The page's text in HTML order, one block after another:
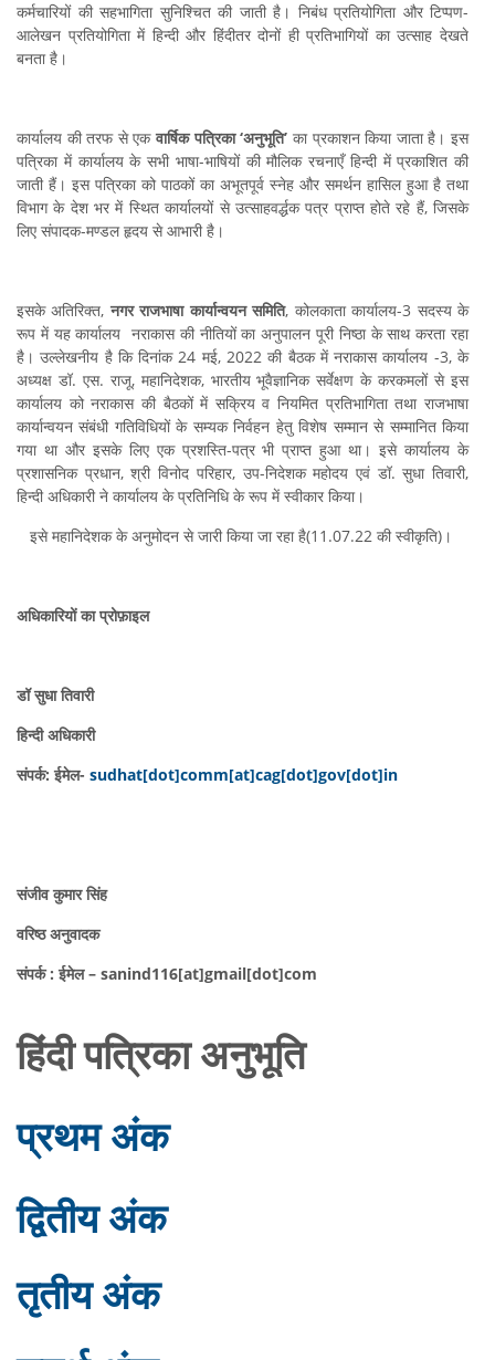
कर्मचारियों की सहभागिता सुनिश्चित की जाती है। निबंध प्रतियोगिता और टिप्पण-
आलेखन प्रतियोगिता में हिन्दी और हिंदीतर दोनों ही प्रतिभागियों का उत्साह देखते
बनता है।
कार्यालय की तरफ से एकवार्षिक पत्रिका‘अनुभूति’ का प्रकाशन किया जाता है। इस
पत्रिका में कार्यालय के सभी भाषा-भाषियों की मौलिक रचनाएँ हिन्दी में प्रकाशित की
जाती हैं। इस पत्रिका को पाठकों का अभूतपूर्व स्नेह और समर्थन हासिल हुआ है तथा
विभाग के देश भर में स्थित कार्यालयों से उत्साहवर्द्धक पत्र प्राप्त होते रहे हैं, जिसके
लिए संपादक-मण्डल हृदय से आभारी है।
इसके अतिरिक्त,नगर राजभाषा कार्यान्वयन समिति, कोलकाता कार्यालय-3 सदस्य के
रूप में यह कार्यालय नराकास की नीतियों का अनुपालन पूरी निष्ठा के साथ करता रहा
है। उल्लेखनीय है कि दिनांक 24 मई, 2022 की बैठक में नराकास कार्यालय -3, के
अध्यक्ष डॉ. एस. राजू, महानिदेशक, भारतीय भूवैज्ञानिक सर्वेक्षण के करकमलों से इस
कार्यालय को नराकास की बैठकों में सक्रिय व नियमित प्रतिभागिता तथा राजभाषा
कार्यान्वयन संबंधी गतिविधियों के सम्यक निर्वहन हेतु विशेष सम्मान से सम्मानित किया
गया था और इसके लिए एक प्रशस्ति-पत्र भी प्राप्त हुआ था। इसे कार्यालय के
प्रशासनिक प्रधान, श्री विनोद परिहार, उप-निदेशक महोदय एवं डॉ. सुधा तिवारी,
हिन्दी अधिकारी ने कार्यालय के प्रतिनिधि के रूप में स्वीकार किया।
इसे महानिदेशक के अनुमोदन से जारी किया जा रहा है(11.07.22 की स्वीकृति)।
अधिकारियों का प्रोफ़ाइल
डॉ सुधा तिवारी
हिन्दी अधिकारी
संपर्क: ईमेल- sudhat[dot]comm[at]cag[dot]gov[dot]in
संजीव कुमार सिंह
वरिष्ठ अनुवादक
संपर्क : ईमेल – sanind116[at]gmail[dot]com
हिंदी पत्रिका अनुभूति
प्रथम अंक
द्वितीय अंक
तृतीय अंक